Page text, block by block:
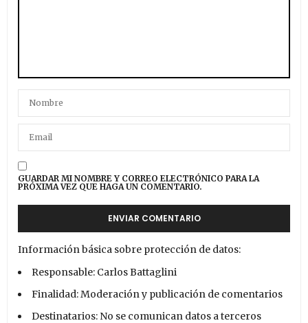
GUARDAR MI NOMBRE Y CORREO ELECTRÓNICO PARA LA
PRÓXIMA VEZ QUE HAGA UN COMENTARIO.
Información básica sobre protección de datos:
Responsable: Carlos Battaglini
Finalidad: Moderación y publicación de comentarios
Destinatarios: No se comunican datos a terceros